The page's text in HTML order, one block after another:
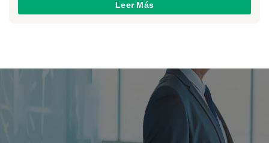
Leer Más